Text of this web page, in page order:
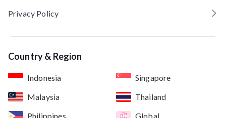
Privacy Policy
Country & Region
Indonesia
Singapore
Malaysia
Thailand
Philippines
Global